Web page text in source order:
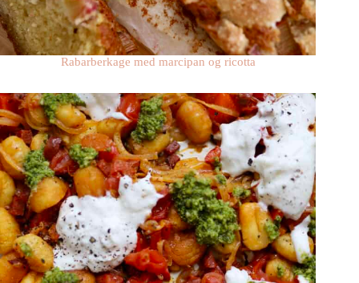
Rabarberkage med marcipan og ricotta